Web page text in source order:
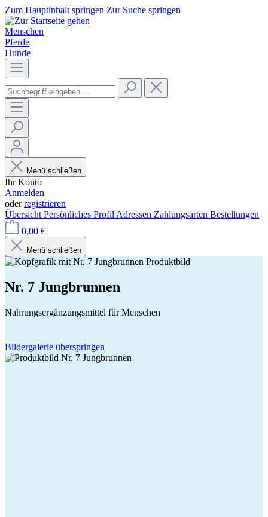
Zum Hauptinhalt springen Zur Suche springen
Menschen
Pferde
Hunde
Menü schließen
Ihr Konto
Anmelden
oderregistrieren
Übersicht Persönliches Profil Adressen Zahlungsarten Bestellungen
0,00 €
Menü schließen
Nr. 7 Jungbrunnen
Nahrungsergänzungsmittel für Menschen
Bildergalerie überspringen